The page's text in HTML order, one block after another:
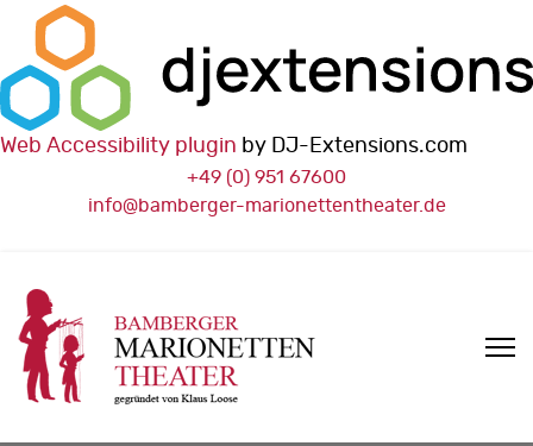
Web Accessibility plugin by DJ-Extensions.com
+49 (0) 951 67600
info@bamberger-marionettentheater.de